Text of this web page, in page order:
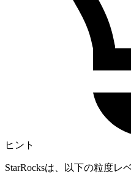
ヒント
StarRocksは、以下の粒度レ